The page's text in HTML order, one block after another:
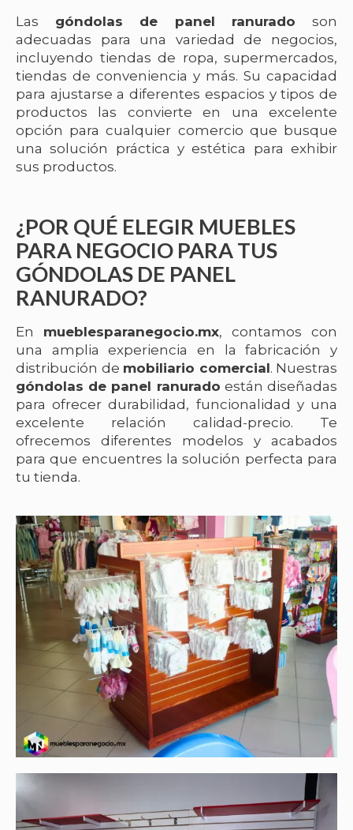
Las góndolas de panel ranurado son
adecuadas para una variedad de negocios,
incluyendo tiendas de ropa, supermercados,
tiendas de conveniencia y más. Su capacidad
para ajustarse a diferentes espacios y tipos de
productos las convierte en una excelente
opción para cualquier comercio que busque
una solución práctica y estética para exhibir
sus productos.
¿POR QUÉ ELEGIR MUEBLES
PARA NEGOCIO PARA TUS
GÓNDOLAS DE PANEL
RANURADO?
En mueblesparanegocio.mx, contamos con
una amplia experiencia en la fabricación y
distribución de mobiliario comercial. Nuestras
góndolas de panel ranurado están diseñadas
para ofrecer durabilidad, funcionalidad y una
excelente relación calidad-precio. Te
ofrecemos diferentes modelos y acabados
para que encuentres la solución perfecta para
tu tienda.